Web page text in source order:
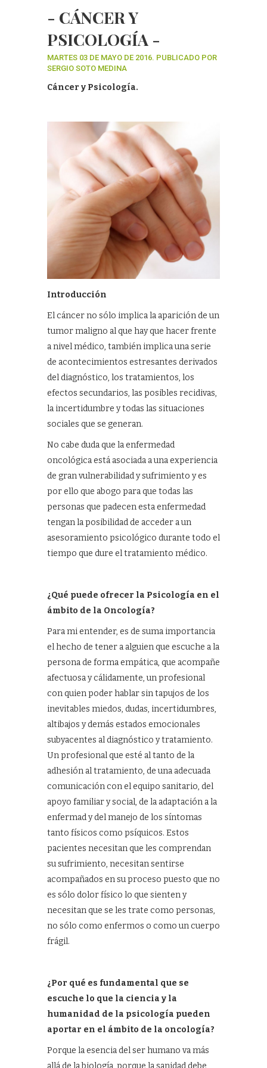
- CÁNCER Y
PSICOLOGÍA -
MARTES 03 DE MAYO DE 2016. PUBLICADO POR
SERGIO SOTO MEDINA
Cáncer y Psicología.
Introducción
El cáncer no sólo implica la aparición de un
tumor maligno al que hay que hacer frente
a nivel médico, también implica una serie
de acontecimientos estresantes derivados
del diagnóstico, los tratamientos, los
efectos secundarios, las posibles recidivas,
la incertidumbre y todas las situaciones
sociales que se generan.
No cabe duda que la enfermedad
oncológica está asociada a una experiencia
de gran vulnerabilidad y sufrimiento y es
por ello que abogo para que todas las
personas que padecen esta enfermedad
tengan la posibilidad de acceder a un
asesoramiento psicológico durante todo el
tiempo que dure el tratamiento médico.
¿Qué puede ofrecer la Psicología en el
ámbito de la Oncología?
Para mi entender, es de suma importancia
el hecho de tener a alguien que escuche a la
persona de forma empática, que acompañe
afectuosa y cálidamente, un profesional
con quien poder hablar sin tapujos de los
inevitables miedos, dudas, incertidumbres,
altibajos y demás estados emocionales
subyacentes al diagnóstico y tratamiento.
Un profesional que esté al tanto de la
adhesión al tratamiento, de una adecuada
comunicación con el equipo sanitario, del
apoyo familiar y social, de la adaptación a la
enfermad y del manejo de los síntomas
tanto físicos como psíquicos. Estos
pacientes necesitan que les comprendan
su sufrimiento, necesitan sentirse
acompañados en su proceso puesto que no
es sólo dolor físico lo que sienten y
necesitan que se les trate como personas,
no sólo como enfermos o como un cuerpo
frágil.
¿Por qué es fundamental que se
escuche lo que la ciencia y la
humanidad de la psicología pueden
aportar en el ámbito de la oncología?
Porque la esencia del ser humano va más